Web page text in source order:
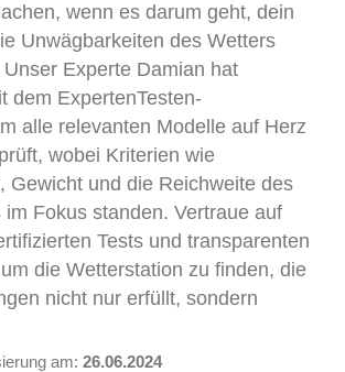
wenn es darum geht, dein
Unwägbarkeiten des Wetters
Experte Damian hat
dem ExpertenTesten-
alle relevanten Modelle auf Herz
wobei Kriterien wie
Gewicht und die Reichweite des
Fokus standen. Vertraue auf
Tests und transparenten
die Wetterstation zu finden, die
nicht nur erfüllt, sondern
am: 26.06.2024